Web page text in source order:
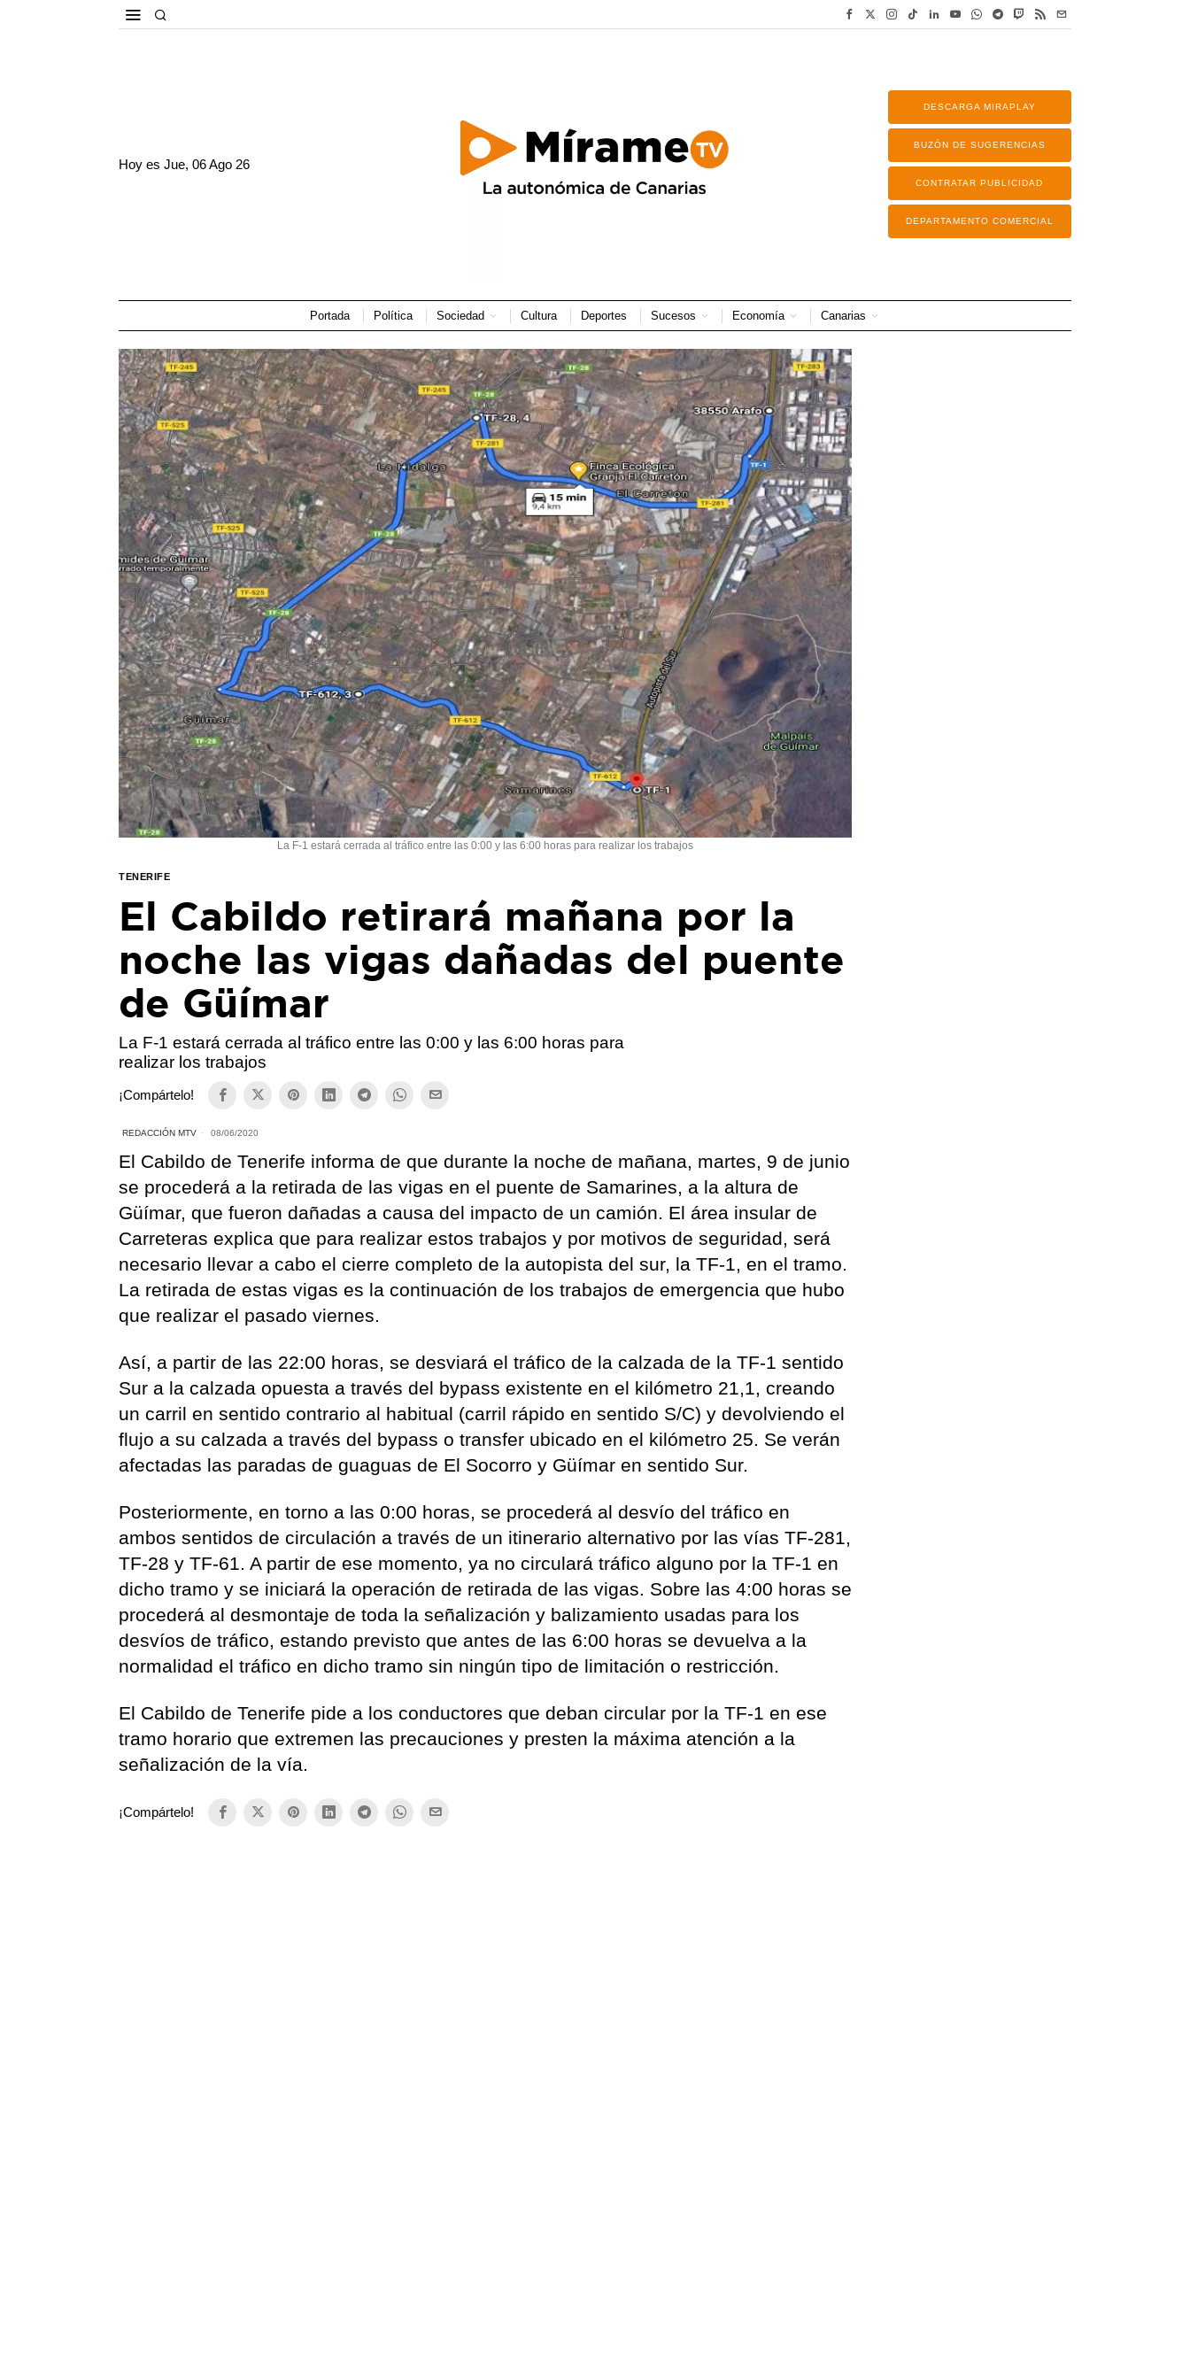
Hoy esJue, 06 Ago 26
DESCARGA MIRAPLAY
BUZÓN DE SUGERENCIAS
CONTRATAR PUBLICIDAD
DEPARTAMENTO COMERCIAL
Portada Política Sociedad Cultura Deportes Sucesos Economía Canarias
La F-1 estará cerrada al tráfico entre las 0:00 y las 6:00 horas para realizar los trabajos
TENERIFE
El Cabildo retirará mañana por la
noche las vigas dañadas del puente
de Güímar
La F-1 estará cerrada al tráfico entre las 0:00 y las 6:00 horas para
realizar los trabajos
¡Compártelo!
REDACCIÓN MTV 08/06/2020
El Cabildo de Tenerife informa de que durante la noche de mañana, martes, 9 de junio
se procederá a la retirada de las vigas en el puente de Samarines, a la altura de
Güímar, que fueron dañadas a causa del impacto de un camión. El área insular de
Carreteras explica que para realizar estos trabajos y por motivos de seguridad, será
necesario llevar a cabo el cierre completo de la autopista del sur, la TF-1, en el tramo.
La retirada de estas vigas es la continuación de los trabajos de emergencia que hubo
que realizar el pasado viernes.
Así, a partir de las 22:00 horas, se desviará el tráfico de la calzada de la TF-1 sentido
Sur a la calzada opuesta a través del bypass existente en el kilómetro 21,1, creando
un carril en sentido contrario al habitual (carril rápido en sentido S/C) y devolviendo el
flujo a su calzada a través del bypass o transfer ubicado en el kilómetro 25. Se verán
afectadas las paradas de guaguas de El Socorro y Güímar en sentido Sur.
Posteriormente, en torno a las 0:00 horas, se procederá al desvío del tráfico en
ambos sentidos de circulación a través de un itinerario alternativo por las vías TF-281,
TF-28 y TF-61. A partir de ese momento, ya no circulará tráfico alguno por la TF-1 en
dicho tramo y se iniciará la operación de retirada de las vigas. Sobre las 4:00 horas se
procederá al desmontaje de toda la señalización y balizamiento usadas para los
desvíos de tráfico, estando previsto que antes de las 6:00 horas se devuelva a la
normalidad el tráfico en dicho tramo sin ningún tipo de limitación o restricción.
El Cabildo de Tenerife pide a los conductores que deban circular por la TF-1 en ese
tramo horario que extremen las precauciones y presten la máxima atención a la
señalización de la vía.
¡Compártelo!